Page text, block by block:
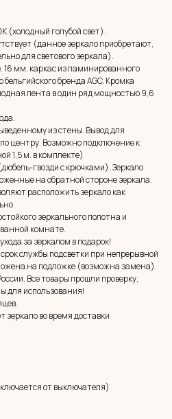
(холодный голубой свет).
(данное зеркало приобретают,
для светового зеркала).
16 мм. каркас из ламинированного
бренда AGC. Кромка
лента в один ряд мощностью 9,6
из стены. Вывод для
центру. Возможно подключение к
1,5 м. в комплекте)
гвозди с крючками). Зеркало
на обратной стороне зеркала.
расположить зеркало как
зеркального полотна и
комнате.
за зеркалом в подарок!
службы подсветки при непрерывной
на подложке (возможна замена).
Все товары прошли проверку,
для использования!
во время доставки
от выключателя)